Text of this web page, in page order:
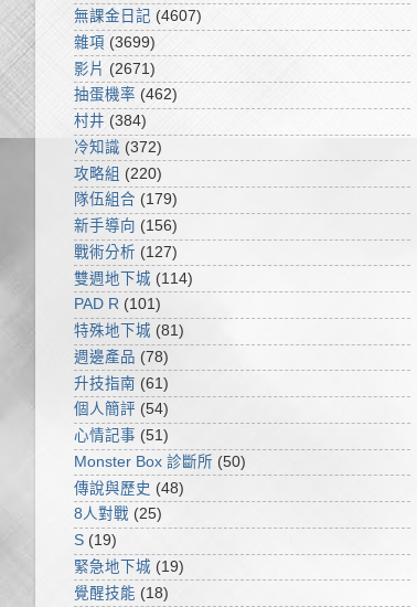
無課金日記 (4607)
雜項 (3699)
影片 (2671)
抽蛋機率 (462)
村井 (384)
冷知識 (372)
攻略組 (220)
隊伍組合 (179)
新手導向 (156)
戰術分析 (127)
雙週地下城 (114)
PAD R (101)
特殊地下城 (81)
週邊產品 (78)
升技指南 (61)
個人簡評 (54)
心情記事 (51)
Monster Box 診斷所 (50)
傳說與歷史 (48)
8人對戰 (25)
S (19)
緊急地下城 (19)
覺醒技能 (18)